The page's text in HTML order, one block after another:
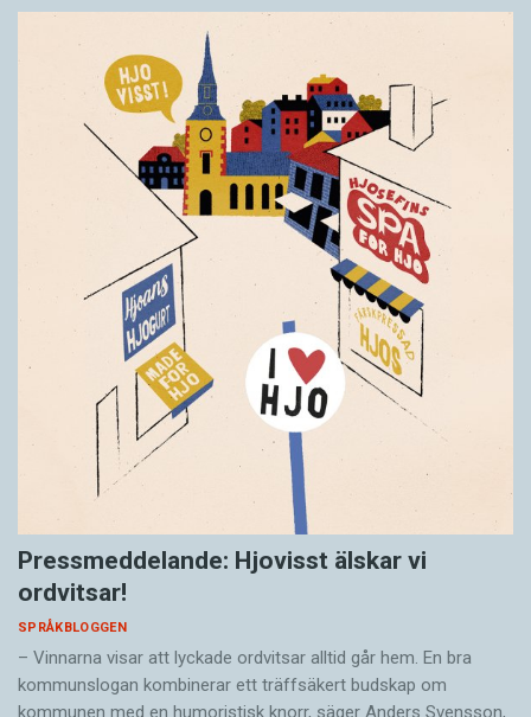
Pressmeddelande: Hjovisst älskar vi
ordvitsar!
SPRÅKBLOGGEN
– Vinnarna visar att lyckade ordvitsar alltid går hem. En bra
kommunslogan kombinerar ett träffsäkert budskap om
kommunen med en humoristisk knorr, säger Anders Svensson,